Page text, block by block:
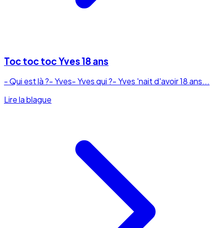
Toc toc toc Yves 18 ans
- Qui est là ?- Yves- Yves qui ?- Yves 'nait d'avoir 18 ans...
Lire la blague